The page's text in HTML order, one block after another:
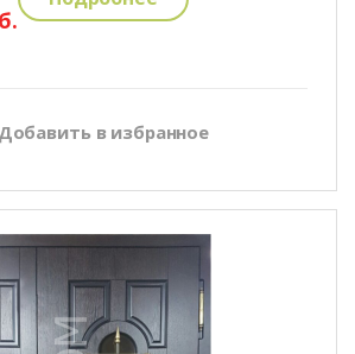
Добавить в избранное